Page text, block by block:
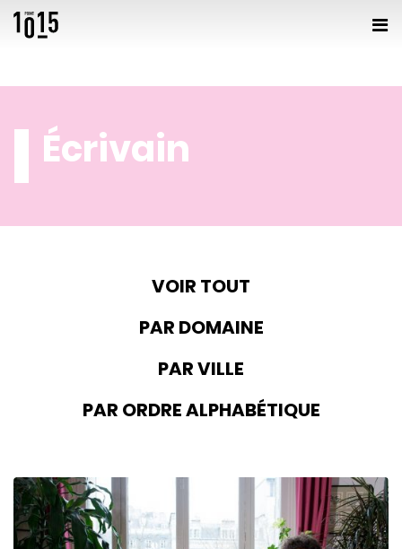
Écrivain
VOIR TOUT
PAR DOMAINE
PAR VILLE
PAR ORDRE ALPHABÉTIQUE